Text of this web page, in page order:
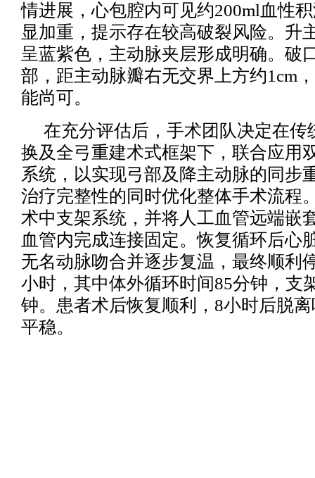
情进展，心包腔内可见约200ml血性
显加重，提示存在较高破裂风险。升
呈蓝紫色，主动脉夹层形成明确。破
部，距主动脉瓣右无交界上方约1cm
能尚可。
在充分评估后，手术团队决定在传
换及全弓重建术式框架下，联合应用
系统，以实现弓部及降主动脉的同步
治疗完整性的同时优化整体手术流程
术中支架系统，并将人工血管远端嵌
血管内完成连接固定。恢复循环后心
无名动脉吻合并逐步复温，最终顺利
小时，其中体外循环时间85分钟，支
钟。患者术后恢复顺利，8小时后脱
平稳。